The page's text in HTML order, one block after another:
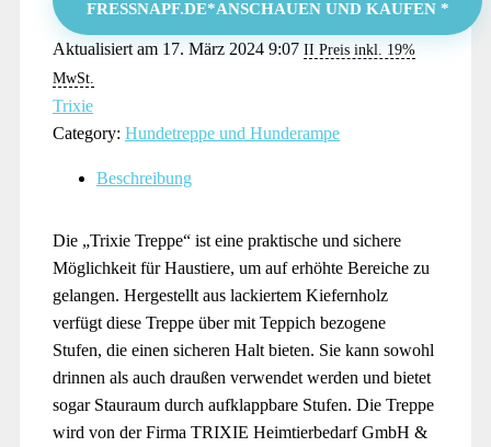
FRESSNAPF.DE*ANSCHAUEN UND KAUFEN *
Aktualisiert am 17. März 2024 9:07 II Preis inkl. 19%
MwSt.
Trixie
Category: Hundetreppe und Hunderampe
Beschreibung
Die „Trixie Treppe“ ist eine praktische und sichere
Möglichkeit für Haustiere, um auf erhöhte Bereiche zu
gelangen. Hergestellt aus lackiertem Kiefernholz
verfügt diese Treppe über mit Teppich bezogene
Stufen, die einen sicheren Halt bieten. Sie kann sowohl
drinnen als auch draußen verwendet werden und bietet
sogar Stauraum durch aufklappbare Stufen. Die Treppe
wird von der Firma TRIXIE Heimtierbedarf GmbH &